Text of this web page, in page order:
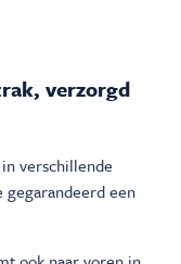
verzorgd
verschillende
een